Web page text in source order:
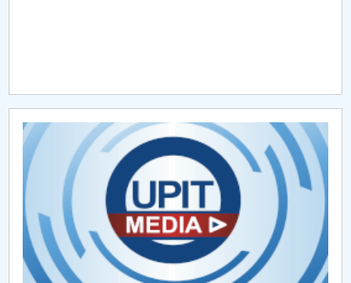
MENIU CANTINA
Matematica
Informatica